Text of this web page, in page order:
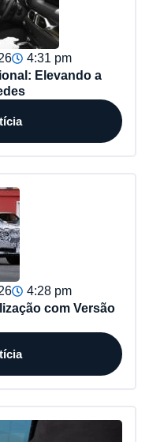
4:31 pm
Elevando a
4:28 pm
com Versão